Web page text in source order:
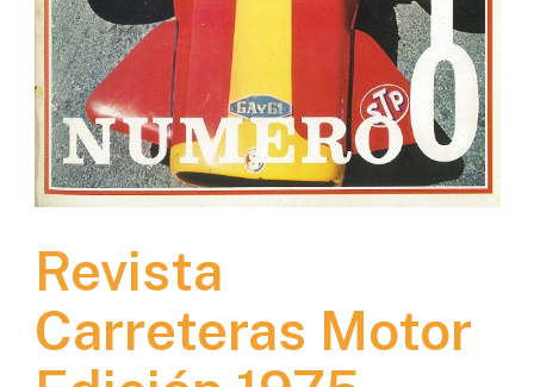
Revista
Carreteras Motor